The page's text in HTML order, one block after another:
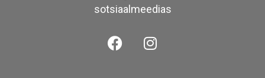
sotsiaalmeedias